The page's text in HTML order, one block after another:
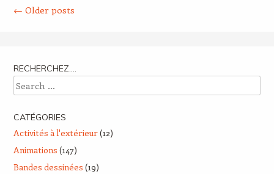
← Older posts
RECHERCHEZ….
Search
CATÉGORIES
Activités à l'extérieur(12)
Animations (147)
Bandes dessinées (19)